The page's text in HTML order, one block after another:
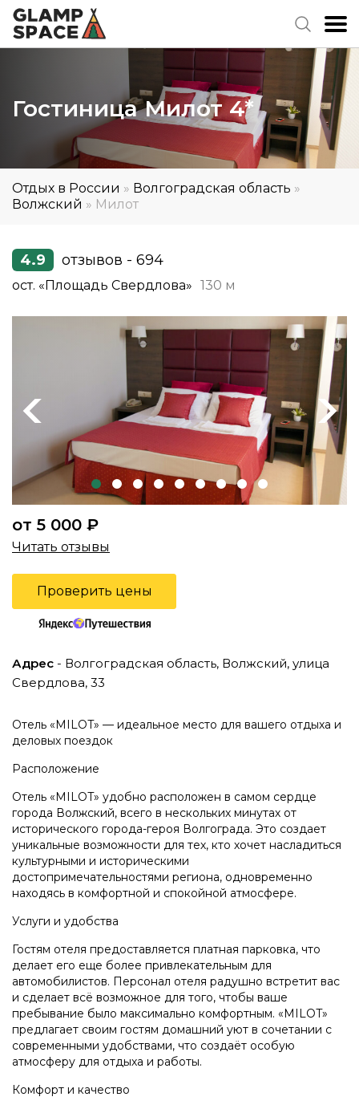
Гостиница Милот 4*
Отдых в России » Волгоградская область »
Волжский » Милот
4.9 отзывов - 694
ост. «Площадь Свердлова» 130 м
Previous Next
от 5 000 ₽
Читать отзывы
Проверить цены
Адрес - Волгоградская область, Волжский, улица
Свердлова, 33
Отель «MILOT» — идеальное место для вашего отдыха и
деловых поездок
Расположение
Отель «MILOT» удобно расположен в самом сердце
города Волжский, всего в нескольких минутах от
исторического города-героя Волгограда. Это создает
уникальные возможности для тех, кто хочет насладиться
культурными и историческими
достопримечательностями региона, одновременно
находясь в комфортной и спокойной атмосфере.
Услуги и удобства
Гостям отеля предоставляется платная парковка, что
делает его еще более привлекательным для
автомобилистов. Персонал отеля радушно встретит вас
и сделает всё возможное для того, чтобы ваше
пребывание было максимально комфортным. «MILOT»
предлагает своим гостям домашний уют в сочетании с
современными удобствами, что создаёт особую
атмосферу для отдыха и работы.
Комфорт и качество